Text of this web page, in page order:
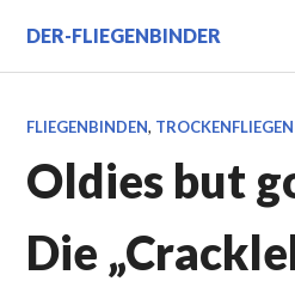
Inhalt
springen
DER-FLIEGENBINDER
FLIEGENBINDEN, TROCKENFLIEGEN
Oldies but
Die